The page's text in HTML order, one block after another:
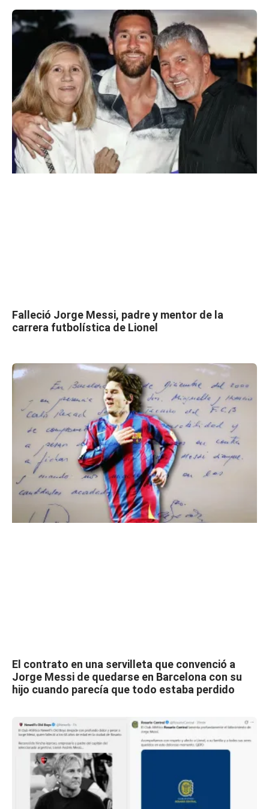
Falleció Jorge Messi, padre y mentor de la
carrera futbolística de Lionel
El contrato en una servilleta que convenció a
Jorge Messi de quedarse en Barcelona con su
hijo cuando parecía que todo estaba perdido